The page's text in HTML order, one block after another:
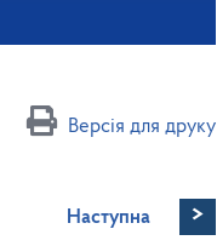
Версія для друку
Наступна >